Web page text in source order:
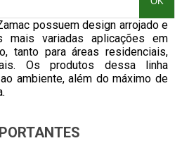
possuem design arrojado e
mais variadas aplicações em
tanto para áreas residenciais,
Os produtos dessa linha
ambiente, além do máximo de